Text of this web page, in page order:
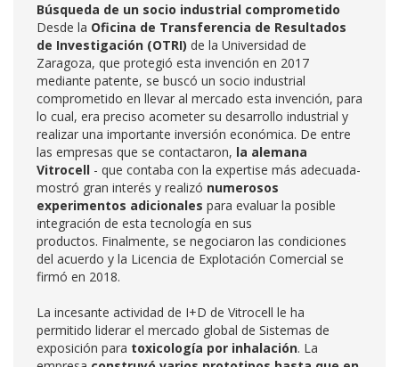
Búsqueda de un socio industrial comprometido
Desde la Oficina de Transferencia de Resultados
de Investigación (OTRI) de la Universidad de
Zaragoza, que protegió esta invención en 2017
mediante patente, se buscó un socio industrial
comprometido en llevar al mercado esta invención, para
lo cual, era preciso acometer su desarrollo industrial y
realizar una importante inversión económica. De entre
las empresas que se contactaron, la alemana
Vitrocell - que contaba con la expertise más adecuada-
mostró gran interés y realizó numerosos
experimentos adicionales para evaluar la posible
integración de esta tecnología en sus
productos. Finalmente, se negociaron las condiciones
del acuerdo y la Licencia de Explotación Comercial se
firmó en 2018.
La incesante actividad de I+D de Vitrocell le ha
permitido liderar el mercado global de Sistemas de
exposición para toxicología por inhalación. La